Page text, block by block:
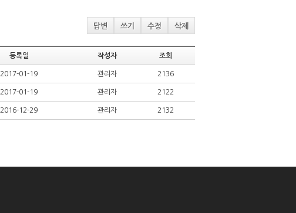
답변 쓰기 수정 삭제
등록일 작성자 조회
2017-01-19 관리자 2136
2017-01-19 관리자 2122
2016-12-29 관리자 2132